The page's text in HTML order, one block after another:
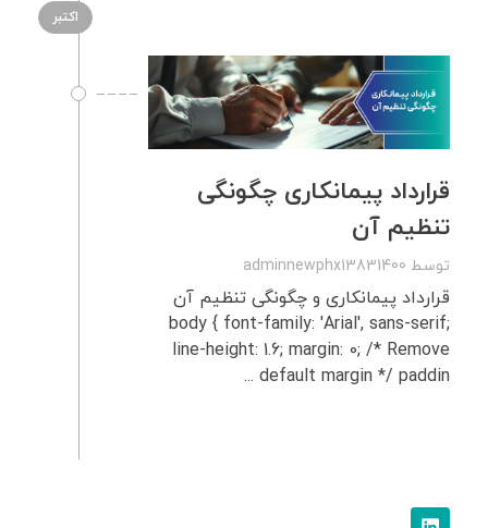
اکتبر
قرارداد پیمانکاری چگونگی
تنظیم آن
توسط adminnewphx13831400
قرارداد پیمانکاری و چگونگی تنظیم آن
body { font-family: 'Arial', sans-serif;
line-height: 1.6; margin: 0; /* Remove
default margin */ paddin ...